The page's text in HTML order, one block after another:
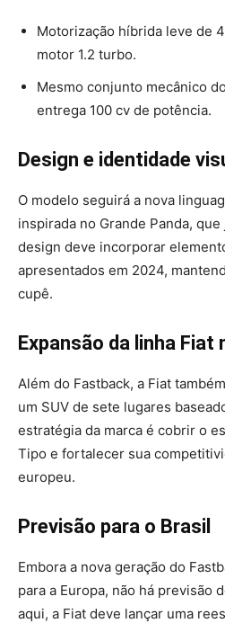
Motorização híbrida leve de
motor 1.2 turbo.
Mesmo conjunto mecânico
entrega 100 cv de potência.
Design e identidade
O modelo seguirá a nova
inspirada no Grande Panda,
design deve incorporar
apresentados em 2024,
cupê.
Expansão da linha Fiat
Além do Fastback, a Fiat
um SUV de sete lugares
estratégia da marca é cobrir o
Tipo e fortalecer sua
europeu.
Previsão para o Brasil
Embora a nova geração do
para a Europa, não há previsão
aqui, a Fiat deve lançar uma